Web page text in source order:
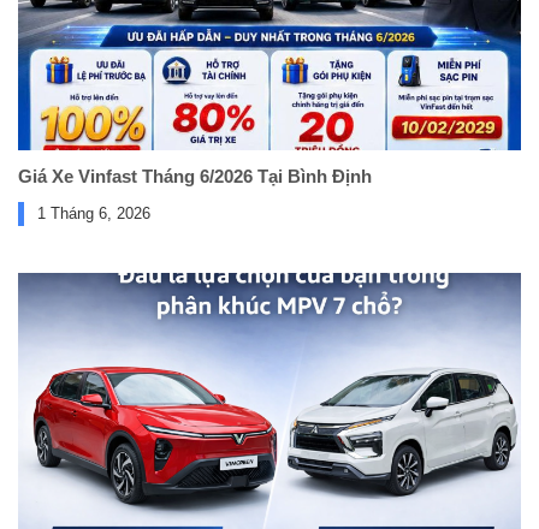
Giá Xe Vinfast Tháng 6/2026 Tại Bình Định
1 Tháng 6, 2026